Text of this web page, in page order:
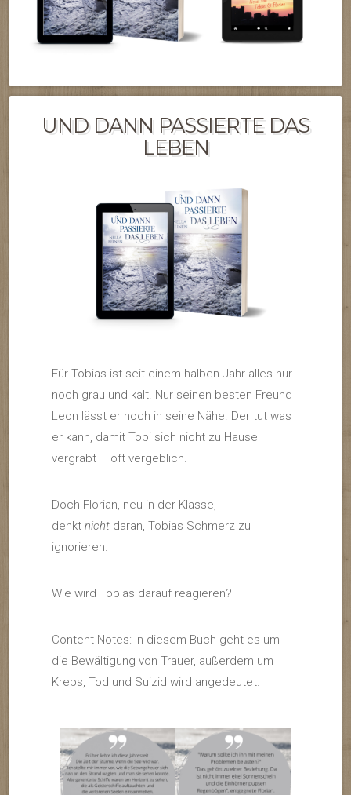
UND DANN PASSIERTE DAS
LEBEN
Für Tobias ist seit einem halben Jahr alles nur
noch grau und kalt. Nur seinen besten Freund
Leon lässt er noch in seine Nähe. Der tut was
er kann, damit Tobi sich nicht zu Hause
vergräbt – oft vergeblich.
Doch Florian, neu in der Klasse,
denktnicht daran, Tobias Schmerz zu
ignorieren.
Wie wird Tobias darauf reagieren?
Content Notes: In diesem Buch geht es um
die Bewältigung von Trauer, außerdem um
Krebs, Tod und Suizid wird angedeutet.